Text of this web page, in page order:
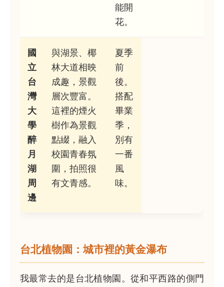
能開
花。
國
立
台
灣
大
學
醉
月
湖
周
邊
與湖景、椰
林大道相映
成趣，景觀
層次豐富。
這裡的煙火
樹作為景觀
點綴，融入
校園青春氛
圍，拍照很
有文青感。
夏季
前
後。
搭配
畢業
季，
別有
一番
風
味。
台北植物園：城市裡的黃金瀑布
我最常去的是台北植物園。從和平西路的側門